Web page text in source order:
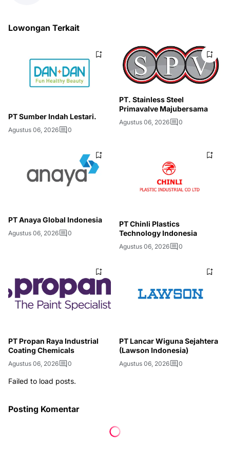
Lowongan Terkait
PT Sumber Indah Lestari.
Agustus 06, 2026 0
PT. Stainless Steel
Primavalve Majubersama
Agustus 06, 2026 0
PT Anaya Global Indonesia
Agustus 06, 2026 0
PT Chinli Plastics
Technology Indonesia
Agustus 06, 2026 0
PT Propan Raya Industrial
Coating Chemicals
Agustus 06, 2026 0
PT Lancar Wiguna Sejahtera
(Lawson Indonesia)
Agustus 06, 2026 0
Failed to load posts.
Posting Komentar